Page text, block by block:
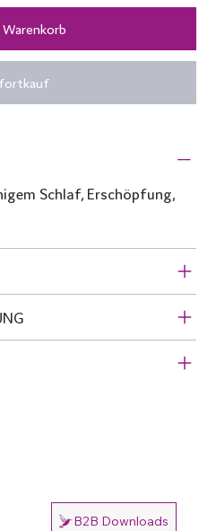
Warenkorb
Schlaf, Erschöpfung,
B2B Downloads